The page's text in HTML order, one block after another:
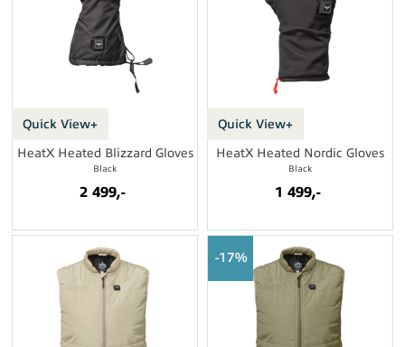
Quick View+
HeatX Heated Blizzard Gloves
Black
2 499,-
Quick View+
HeatX Heated Nordic Gloves
Black
1 499,-
17%